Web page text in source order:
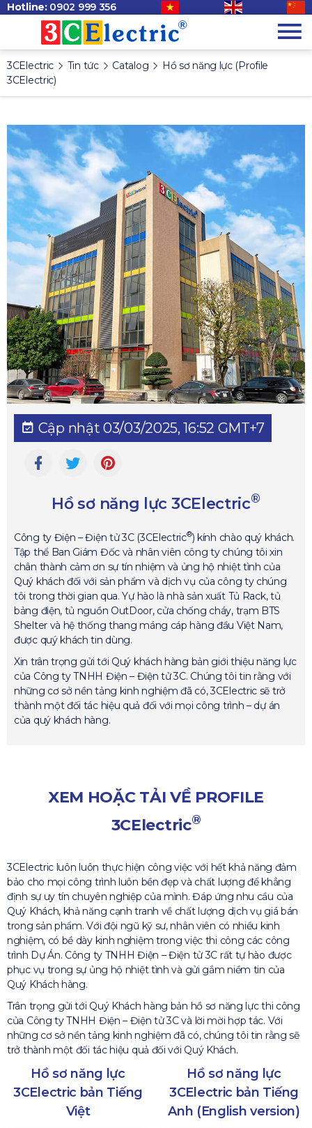
Hotline: 0902 999 356
3CElectric Tin tức Catalog
Hồ sơ năng lực (Profile
3CElectric)
Cập nhật 03/03/2025, 16:52 GMT+7
Hồ sơ năng lực 3CElectric®
Công ty Điện – Điện tử 3C (3CElectric®) kính chào quý khách.
Tập thể Ban Giám Đốc và nhân viên công ty chúng tôi xin
chân thành cảm ơn sự tín nhiệm và ủng hộ nhiệt tình của
Quý khách đối với sản phẩm và dịch vụ của công ty chúng
tôi trong thời gian qua. Yự hào là nhà sản xuất Tủ Rack, tủ
bảng điện, tủ nguồn OutDoor, cửa chống cháy, trạm BTS
Shelter và hệ thống thang máng cáp hàng đầu Việt Nam,
được quý khách tin dùng.
Xin trân trọng gửi tới Quý khách hàng bản giới thiệu năng lực
của Công ty TNHH Điện – Điện tử 3C. Chúng tôi tin rằng với
những cơ sở nền tảng kinh nghiệm đã có, 3CElectric sẽ trở
thành một đối tác hiệu quả đối với mọi công trình – dự án
của quý khách hàng.
XEM HOẶC TẢI VỀ PROFILE
3CElectric®
3CElectric luôn luôn thực hiện công việc với hết khả năng đảm
bảo cho mọi công trình luôn bền đẹp và chất lượng để khẳng
định sự uy tín chuyên nghiệp của mình. Đáp ứng nhu cầu của
Quý Khách, khả năng cạnh tranh về chất lượng dịch vụ giá bán
trong sản phẩm. Với đội ngũ kỹ sư, nhân viên có nhiều kinh
nghiệm, có bề dày kinh nghiệm trong việc thi công các công
trình Dự Án. Công ty TNHH Điện – Điện tử 3C rất tự hào được
phục vụ trong sự ủng hộ nhiệt tình và gửi gắm niềm tin của
Quý Khách hàng.
Trân trọng gửi tới Quý Khách hàng bản hồ sơ năng lực thi công
của Công ty TNHH Điện – Điện tử 3C và lời mời hợp tác. Với
những cơ sở nền tảng kinh nghiệm đã có, chúng tôi tin rằng sẽ
trở thành một đối tác hiệu quả đối với Quý Khách.
Hồ sơ năng lực
3CElectric bản Tiếng
Việt
Hồ sơ năng lực
3CElectric bản Tiếng
Anh (English version)